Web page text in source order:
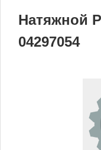
Натяжной
04297054